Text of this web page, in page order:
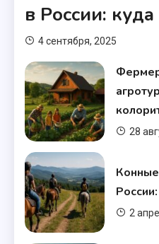
в России:
4 сентября, 2025
28
Конные
2